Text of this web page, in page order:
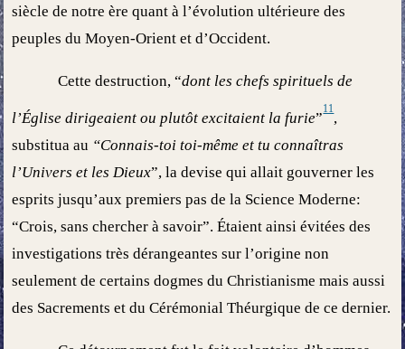
siècle de notre ère quant à l’évolution ultérieure des
peuples du Moyen-Orient et d’Occident.
Cette destruction, “dont les chefs spirituels de
l’Église dirigeaient ou plutôt excitaient la furie”
11
,
substitua au “Connais-toi toi-même et tu connaîtras
l’Univers et les Dieux”, la devise qui allait gouverner les
esprits jusqu’aux premiers pas de la Science Moderne:
“Crois, sans chercher à savoir”. Étaient ainsi évitées des
investigations très dérangeantes sur l’origine non
seulement de certains dogmes du Christianisme mais aussi
des Sacrements et du Cérémonial Théurgique de ce dernier.